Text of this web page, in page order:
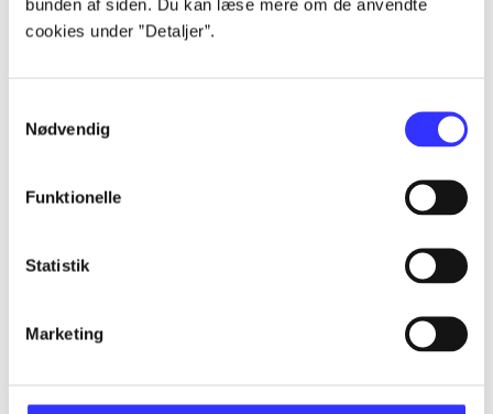
bunden af siden. Du kan læse mere om de anvendte
cookies under ”Detaljer”.
Nødvendig
Funktionelle
Statistik
Marketing
Artikler
...
...
...
...